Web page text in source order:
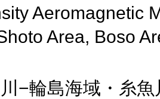
Aeromagnetic
Area, Boso
−輪島海域・糸